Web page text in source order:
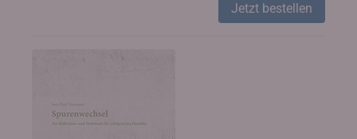
Jetzt bestellen